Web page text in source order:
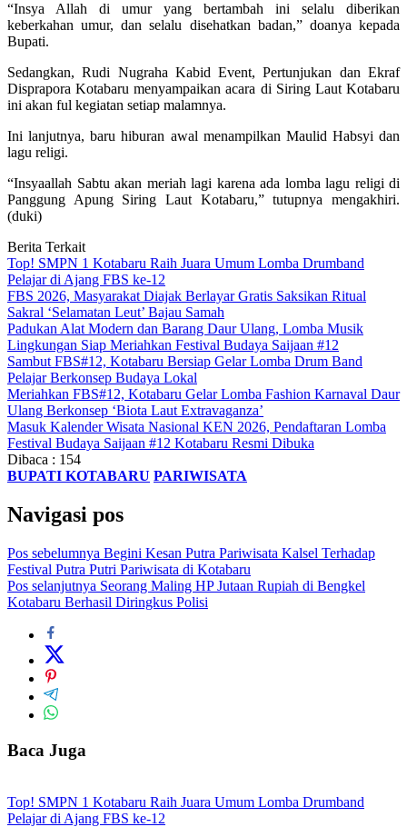
“Insya Allah di umur yang bertambah ini selalu diberikan
keberkahan umur, dan selalu disehatkan badan,” doanya kepada
Bupati.
Sedangkan, Rudi Nugraha Kabid Event, Pertunjukan dan Ekraf
Disprapora Kotabaru menyampaikan acara di Siring Laut Kotabaru
ini akan ful kegiatan setiap malamnya.
Ini lanjutnya, baru hiburan awal menampilkan Maulid Habsyi dan
lagu religi.
“Insyaallah Sabtu akan meriah lagi karena ada lomba lagu religi di
Panggung Apung Siring Laut Kotabaru,” tutupnya mengakhiri.
(duki)
Berita Terkait
Top! SMPN 1 Kotabaru Raih Juara Umum Lomba Drumband
Pelajar di Ajang FBS ke-12
FBS 2026, Masyarakat Diajak Berlayar Gratis Saksikan Ritual
Sakral ‘Selamatan Leut’ Bajau Samah
Padukan Alat Modern dan Barang Daur Ulang, Lomba Musik
Lingkungan Siap Meriahkan Festival Budaya Saijaan #12
Sambut FBS#12, Kotabaru Bersiap Gelar Lomba Drum Band
Pelajar Berkonsep Budaya Lokal
Meriahkan FBS#12, Kotabaru Gelar Lomba Fashion Karnaval Daur
Ulang Berkonsep ‘Biota Laut Extravaganza’
Masuk Kalender Wisata Nasional KEN 2026, Pendaftaran Lomba
Festival Budaya Saijaan #12 Kotabaru Resmi Dibuka
Dibaca : 154
BUPATI KOTABARU PARIWISATA
Navigasi pos
Pos sebelumnya Begini Kesan Putra Pariwisata Kalsel Terhadap
Festival Putra Putri Pariwisata di Kotabaru
Pos selanjutnya Seorang Maling HP Jutaan Rupiah di Bengkel
Kotabaru Berhasil Diringkus Polisi
Baca Juga
Top! SMPN 1 Kotabaru Raih Juara Umum Lomba Drumband
Pelajar di Ajang FBS ke-12